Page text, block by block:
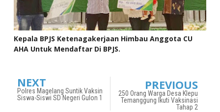
Kepala BPJS Ketenagakerjaan Himbau Anggota CU
AHA Untuk Mendaftar Di BPJS.
NEXT
Polres Magelang Suntik Vaksin
Siswa-Siswi SD Negeri Gulon 1
PREVIOUS
250 Orang Warga Desa Klepu
Temanggung Ikuti Vaksinasi
Tahap 2